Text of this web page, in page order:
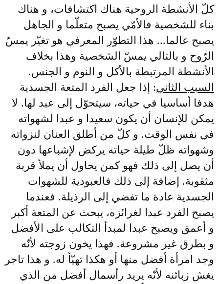
كلّ الأنشطة الروحية هناك اكتشافات، و هناك
بناء للشخصية فالأمّي يصبح متعلّما و الجاهل
يصبح عالما... هذا التطوّر المعرفي هو تغيّر يمسّ
الرّوح و بالتالي يمسّ الشخصية وهذا بخلاف
الأنشطة المرتبطة بالأكل و النوم و الجنس.
السبب الثاني: إذا جعل الفرد المتعة الجسدية
هدفا أساسيا في حياته، سيتحوّل إلى عبد لها. لا
يمكن للإنسان أن يكون سعيدا و عبدا لشهواته
في نفس الوقت. و كلّ من أطلق العنان لنزواته
وشهواته ظلّ طيلة حياته يركض لإشباعها دون
أن يصل إلى ذلك فهو كمن يحاول أن يملأ قربة
مثقوبة. إضافة إلى ذلك فالعبودية للشهوات
الجسدية عادة ما تفضي إلى الرذيلة. فعندما
يصبح الفرد عبدا لغرائزه، يبحث عن المتعة أكبر
و أعمق ويصبح عبدا لمبدأ التكالب على الأفضل
و بطرق غير مشروعة. فهذا يخون زوجته لأنّه
وجد امرأة أفضل منها أو هكذا تهيّأ له. و هذا تاجر
يغش زبائنه لأنّه يريد رأسمال أفضل من الذي